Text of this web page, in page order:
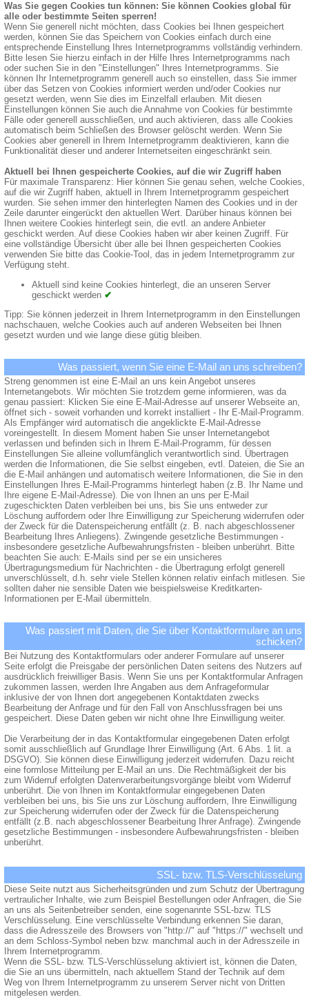
Was Sie gegen Cookies tun können: Sie können Cookies global für
alle oder bestimmte Seiten sperren!
Wenn Sie generell nicht möchten, dass Cookies bei Ihnen gespeichert
werden, können Sie das Speichern von Cookies einfach durch eine
entsprechende Einstellung Ihres Internetprogramms vollständig verhindern.
Bitte lesen Sie hierzu einfach in der Hilfe Ihres Internetprogramms nach
oder suchen Sie in den "Einstellungen" Ihres Internetprogramms. Sie
können Ihr Internetprogramm generell auch so einstellen, dass Sie immer
über das Setzen von Cookies informiert werden und/oder Cookies nur
gesetzt werden, wenn Sie dies im Einzelfall erlauben. Mit diesen
Einstellungen können Sie auch die Annahme von Cookies für bestimmte
Fälle oder generell ausschließen, und auch aktivieren, dass alle Cookies
automatisch beim Schließen des Browser gelöscht werden. Wenn Sie
Cookies aber generell in Ihrem Internetprogramm deaktivieren, kann die
Funktionalität dieser und anderer Internetseiten eingeschränkt sein.
Aktuell bei Ihnen gespeicherte Cookies, auf die wir Zugriff haben
Für maximale Transparenz: Hier können Sie genau sehen, welche Cookies,
auf die wir Zugriff haben, aktuell in Ihrem Internetprogramm gespeichert
wurden. Sie sehen immer den hinterlegten Namen des Cookies und in der
Zeile darunter eingerückt den aktuellen Wert. Darüber hinaus können bei
Ihnen weitere Cookies hinterlegt sein, die evtl. an andere Anbieter
geschickt werden. Auf diese Cookies haben wir aber keinen Zugriff. Für
eine vollständige Übersicht über alle bei Ihnen gespeicherten Cookies
verwenden Sie bitte das Cookie-Tool, das in jedem Internetprogramm zur
Verfügung steht.
Aktuell sind keine Cookies hinterlegt, die an unseren Server
geschickt werden ✔
Tipp: Sie können jederzeit in Ihrem Internetprogramm in den Einstellungen
nachschauen, welche Cookies auch auf anderen Webseiten bei Ihnen
gesetzt wurden und wie lange diese gütig bleiben.
Was passiert, wenn Sie eine E-Mail an uns schreiben?
Streng genommen ist eine E-Mail an uns kein Angebot unseres
Internetangebots. Wir möchten Sie trotzdem gerne informieren, was da
genau passiert: Klicken Sie eine E-Mail-Adresse auf unserer Webseite an,
öffnet sich - soweit vorhanden und korrekt installiert - Ihr E-Mail-Programm.
Als Empfänger wird automatisch die angeklickte E-Mail-Adresse
voreingestellt. In diesem Moment haben Sie unser Internetangebot
verlassen und befinden sich in Ihrem E-Mail-Programm, für dessen
Einstellungen Sie alleine vollumfänglich verantwortlich sind. Übertragen
werden die Informationen, die Sie selbst eingeben, evtl. Dateien, die Sie an
die E-Mail anhängen und automatisch weitere Informationen, die Sie in den
Einstellungen Ihres E-Mail-Programms hinterlegt haben (z.B. Ihr Name und
Ihre eigene E-Mail-Adresse). Die von Ihnen an uns per E-Mail
zugeschickten Daten verbleiben bei uns, bis Sie uns entweder zur
Löschung auffordern oder Ihre Einwilligung zur Speicherung widerrufen oder
der Zweck für die Datenspeicherung entfällt (z. B. nach abgeschlossener
Bearbeitung Ihres Anliegens). Zwingende gesetzliche Bestimmungen -
insbesondere gesetzliche Aufbewahrungsfristen - bleiben unberührt. Bitte
beachten Sie auch: E-Mails sind per se ein unsicheres
Übertragungsmedium für Nachrichten - die Übertragung erfolgt generell
unverschlüsselt, d.h. sehr viele Stellen können relativ einfach mitlesen. Sie
sollten daher nie sensible Daten wie beispielsweise Kreditkarten-
Informationen per E-Mail übermitteln.
Was passiert mit Daten, die Sie über Kontaktformulare an uns
schicken?
Bei Nutzung des Kontaktformulars oder anderer Formulare auf unserer
Seite erfolgt die Preisgabe der persönlichen Daten seitens des Nutzers auf
ausdrücklich freiwilliger Basis. Wenn Sie uns per Kontaktformular Anfragen
zukommen lassen, werden Ihre Angaben aus dem Anfrageformular
inklusive der von Ihnen dort angegebenen Kontaktdaten zwecks
Bearbeitung der Anfrage und für den Fall von Anschlussfragen bei uns
gespeichert. Diese Daten geben wir nicht ohne Ihre Einwilligung weiter.
Die Verarbeitung der in das Kontaktformular eingegebenen Daten erfolgt
somit ausschließlich auf Grundlage Ihrer Einwilligung (Art. 6 Abs. 1 lit. a
DSGVO). Sie können diese Einwilligung jederzeit widerrufen. Dazu reicht
eine formlose Mitteilung per E-Mail an uns. Die Rechtmäßigkeit der bis
zum Widerruf erfolgten Datenverarbeitungsvorgänge bleibt vom Widerruf
unberührt. Die von Ihnen im Kontaktformular eingegebenen Daten
verbleiben bei uns, bis Sie uns zur Löschung auffordern, Ihre Einwilligung
zur Speicherung widerrufen oder der Zweck für die Datenspeicherung
entfällt (z.B. nach abgeschlossener Bearbeitung Ihrer Anfrage). Zwingende
gesetzliche Bestimmungen - insbesondere Aufbewahrungsfristen - bleiben
unberührt.
SSL- bzw. TLS-Verschlüsselung
Diese Seite nutzt aus Sicherheitsgründen und zum Schutz der Übertragung
vertraulicher Inhalte, wie zum Beispiel Bestellungen oder Anfragen, die Sie
an uns als Seitenbetreiber senden, eine sogenannte SSL-bzw. TLS
Verschlüsselung. Eine verschlüsselte Verbindung erkennen Sie daran,
dass die Adresszeile des Browsers von "http://" auf "https://" wechselt und
an dem Schloss-Symbol neben bzw. manchmal auch in der Adresszeile in
Ihrem Internetprogramm.
Wenn die SSL- bzw. TLS-Verschlüsselung aktiviert ist, können die Daten,
die Sie an uns übermitteln, nach aktuellem Stand der Technik auf dem
Weg von Ihrem Internetprogramm zu unserem Server nicht von Dritten
mitgelesen werden.